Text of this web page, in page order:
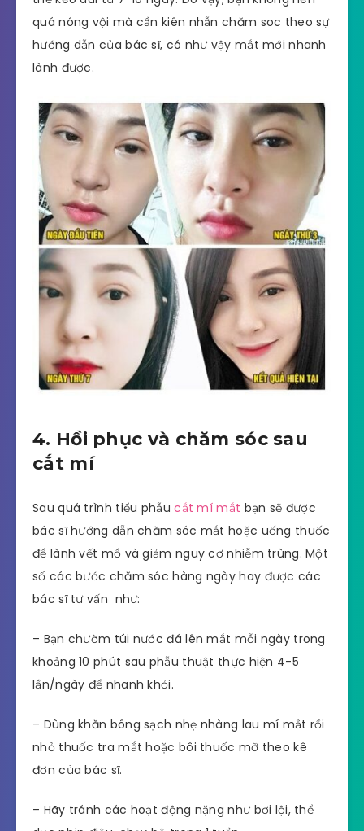
quá nóng vội mà cần kiên nhẫn chăm soc theo sự
hướng dẫn của bác sĩ, có như vậy mắt mới nhanh
lành được.
4. Hồi phục và chăm sóc sau
cắt mí
Sau quá trình tiểu phẫucắt mí mắt bạn sẽ được
bác sĩ hướng dẫn chăm sóc mắt hoặc uống thuốc
để lành vết mổ và giảm nguy cơ nhiễm trùng. Một
số các bước chăm sóc hàng ngày hay được các
bác sĩ tư vấn như:
– Bạn chườm túi nước đá lên mắt mỗi ngày trong
khoảng 10 phút sau phẫu thuật thực hiện 4-5
lần/ngày để nhanh khỏi.
– Dùng khăn bông sạch nhẹ nhàng lau mí mắt rồi
nhỏ thuốc tra mắt hoặc bôi thuốc mỡ theo kê
đơn của bác sĩ.
– Hãy tránh các hoạt động nặng như bơi lội, thể